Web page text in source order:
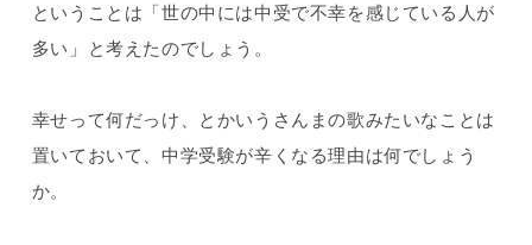
ということは「世の中には中受で不幸を感じている人が
多い」と考えたのでしょう。
幸せって何だっけ、とかいうさんまの歌みたいなことは
置いておいて、中学受験が辛くなる理由は何でしょう
か。